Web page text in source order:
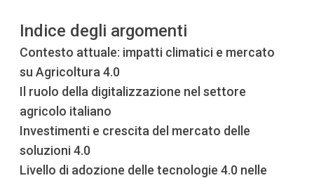
Indice degli argomenti
Contesto attuale: impatti climatici e mercato
su Agricoltura 4.0
Il ruolo della digitalizzazione nel settore
agricolo italiano
Investimenti e crescita del mercato delle
soluzioni 4.0
Livello di adozione delle tecnologie 4.0 nelle